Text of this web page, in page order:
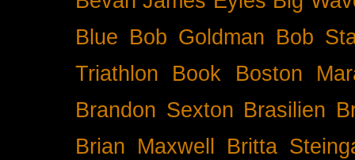
Blue Bob Goldman Bob
Triathlon
Book
Boston
Brandon Sexton Brasilien
Brian Maxwell
Britta